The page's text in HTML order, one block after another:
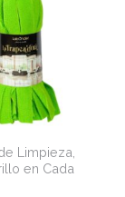
Limpieza,
en Cada